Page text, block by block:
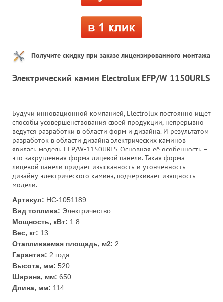
Получите скидку при заказе лицензированного монтажа
Электрический камин Electrolux EFP/W 1150URLS
Будучи инновационной компанией, Electrolux постоянно ищет
способы усовершенствования своей продукции, непрерывно
ведутся разработки в области форм и дизайна. И результатом
разработок в области дизайна электрических каминов
явилась модель EFP/W-1150URLS. Основная её особенность –
это закругленная форма лицевой панели. Такая форма
лицевой панели придаёт изысканность и утонченность
дизайну электрического камина, подчёркивает изящность
модели.
Артикул: НС-1051189
Вид топлива: Электричество
Мощность, кВт: 1.8
Вес, кг: 13
Отапливаемая площадь, м2: 2
Гарантия: 2 года
Высота, мм: 520
Ширина, мм: 650
Длина, мм: 114